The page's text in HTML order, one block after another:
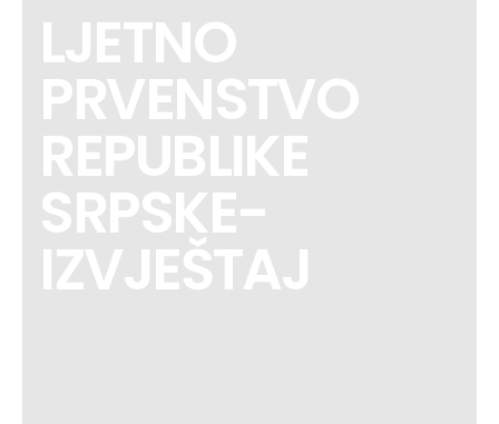
LJETNO
PRVENSTVO
REPUBLIKE
SRPSKE-
IZVJEŠTAJ